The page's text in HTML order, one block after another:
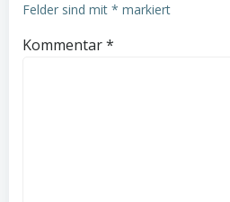
Felder sind mit * markiert
Kommentar*